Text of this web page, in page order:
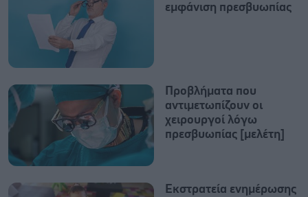
εμφάνιση πρεσβυωπίας
Προβλήματα που
αντιμετωπίζουν οι
χειρουργοί λόγω
πρεσβυωπίας [μελέτη]
Εκστρατεία ενημέρωσης